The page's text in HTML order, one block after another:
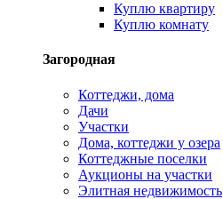
Куплю квартиру
Куплю комнату
Загородная
Коттеджи, дома
Дачи
Участки
Дома, коттеджи у озера
Коттеджные поселки
Аукционы на участки
Элитная недвижимость